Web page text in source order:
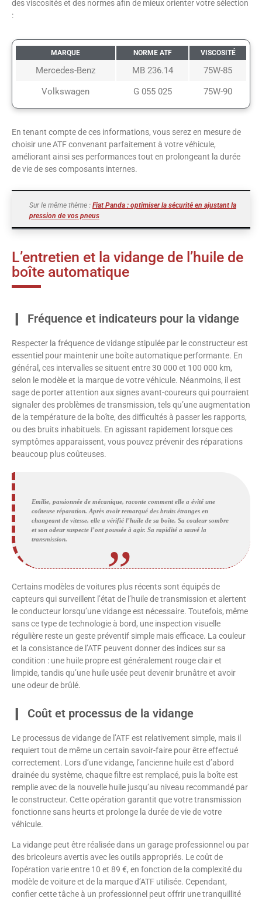
des viscosités et des normes afin de mieux orienter votre sélection
:
MARQUE NORME ATF VISCOSITÉ
Mercedes-Benz MB 236.14
75W-85
Volkswagen
G 055 025 75W-90
En tenant compte de ces informations, vous serez en mesure de
choisir une ATF convenant parfaitement à votre véhicule,
améliorant ainsi ses performances tout en prolongeant la durée
de vie de ses composants internes.
Sur le même thème : Fiat Panda : optimiser la sécurité en ajustant la
pression de vos pneus
L’entretien et la vidange de l’huile de
boîte automatique
Fréquence et indicateurs pour la vidange
Respecter la fréquence de vidange stipulée par le constructeur est
essentiel pour maintenir une boîte automatique performante. En
général, ces intervalles se situent entre 30 000 et 100 000 km,
selon le modèle et la marque de votre véhicule. Néanmoins, il est
sage de porter attention aux signes avant-coureurs qui pourraient
signaler des problèmes de transmission, tels qu’une augmentation
de la température de la boîte, des difficultés à passer les rapports,
ou des bruits inhabituels. En agissant rapidement lorsque ces
symptômes apparaissent, vous pouvez prévenir des réparations
beaucoup plus coûteuses.
Emilie, passionnée de mécanique, raconte comment elle a évité une
coûteuse réparation. Après avoir remarqué des bruits étranges en
changeant de vitesse, elle a vérifié l’huile de sa boîte. Sa couleur sombre
et son odeur suspecte l’ont poussée à agir. Sa rapidité a sauvé la
transmission.
Certains modèles de voitures plus récents sont équipés de
capteurs qui surveillent l’état de l’huile de transmission et alertent
le conducteur lorsqu’une vidange est nécessaire. Toutefois, même
sans ce type de technologie à bord, une inspection visuelle
régulière reste un geste préventif simple mais efficace. La couleur
et la consistance de l’ATF peuvent donner des indices sur sa
condition : une huile propre est généralement rouge clair et
limpide, tandis qu’une huile usée peut devenir brunâtre et avoir
une odeur de brûlé.
Coût et processus de la vidange
Le processus de vidange de l’ATF est relativement simple, mais il
requiert tout de même un certain savoir-faire pour être effectué
correctement. Lors d’une vidange, l’ancienne huile est d’abord
drainée du système, chaque filtre est remplacé, puis la boîte est
remplie avec de la nouvelle huile jusqu’au niveau recommandé par
le constructeur. Cette opération garantit que votre transmission
fonctionne sans heurts et prolonge la durée de vie de votre
véhicule.
La vidange peut être réalisée dans un garage professionnel ou par
des bricoleurs avertis avec les outils appropriés. Le coût de
l’opération varie entre 10 et 89 €, en fonction de la complexité du
modèle de voiture et de la marque d’ATF utilisée. Cependant,
confier cette tâche à un professionnel peut offrir une tranquillité